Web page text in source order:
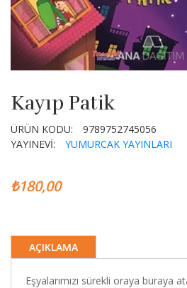
Kayıp Patik
ÜRÜN KODU:
9789752745056
YAYINEVİ:
YUMURCAK YAYINLARI
₺180,00
AÇIKLAMA
Eşyalarımızı sürekli oraya buraya